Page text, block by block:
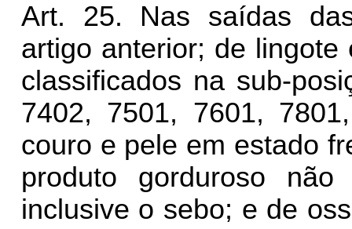
Art. 25. Nas saídas
artigo anterior; de
classificados na sub-
7402, 7501, 7601,
couro e pele em estado
produto gorduroso
inclusive o sebo; e de